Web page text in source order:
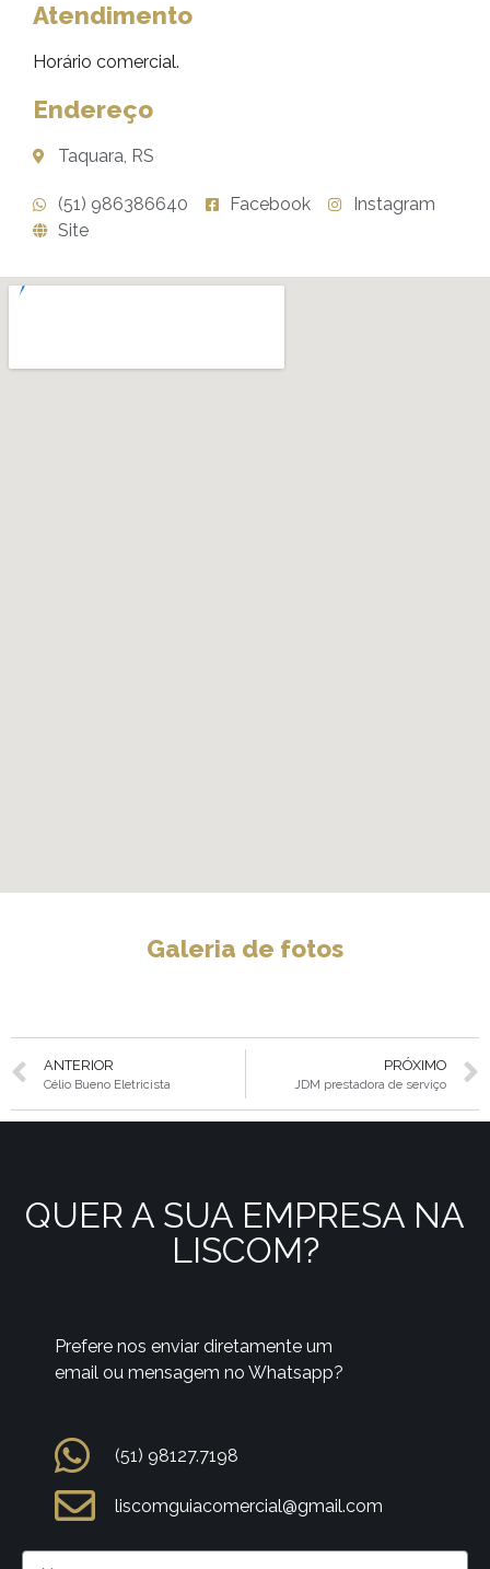
Atendimento
Horário comercial.
Endereço
Taquara, RS
(51) 986386640 Facebook
Instagram
Site
Galeria de fotos
ANTERIOR
Célio Bueno Eletricista
PRÓXIMO
JDM prestadora de serviço
QUER A SUA EMPRESA NA
LISCOM?
Prefere nos enviar diretamente um
email ou mensagem no Whatsapp?
(51) 98127.7198
liscomguiacomercial@gmail.com